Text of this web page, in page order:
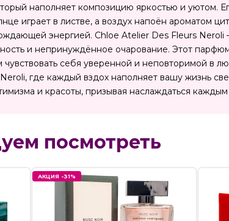
наполняет композицию яркостью и уютом.
играет в листве, а воздух напоён ароматом
энергией. Chloe Atelier Des Fleurs
и непринуждённое очарование. Этот
чувствовать себя уверенной и неповторимой в
где каждый вздох наполняет вашу жизнь
и красоты, призывая наслаждаться
посмотреть
АКЦИЯ -31%